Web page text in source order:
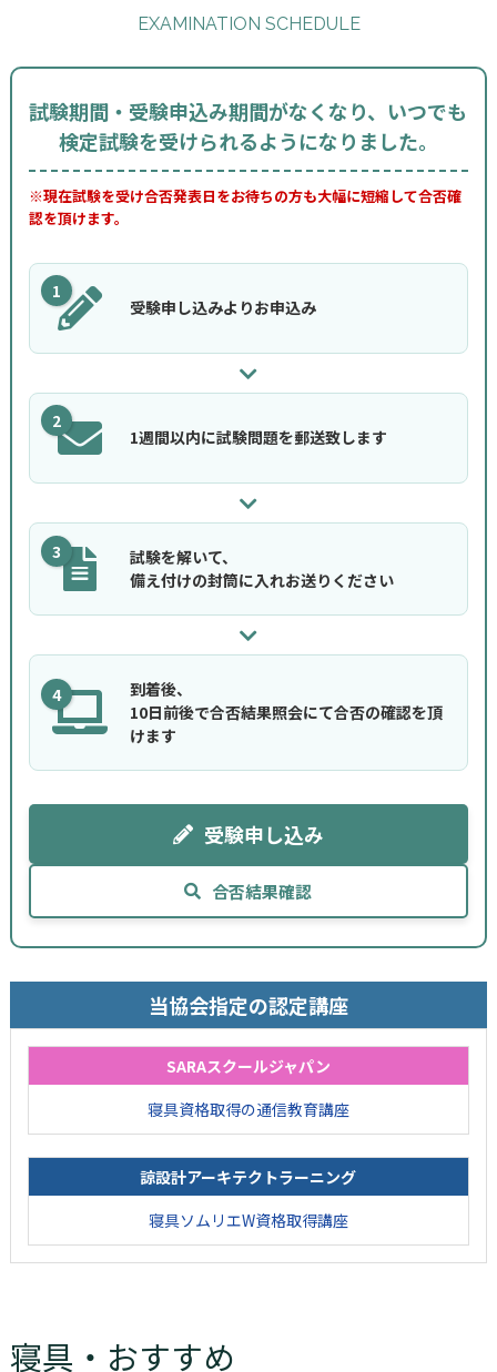
EXAMINATION SCHEDULE
試験期間・受験申込み期間がなくなり、いつでも
検定試験を受けられるようになりました。
※現在試験を受け合否発表日をお待ちの方も大幅に短縮して合否確
認を頂けます。
1
受験申し込みよりお申込み
2
1週間以内に試験問題を郵送致します
3
試験を解いて、
備え付けの封筒に入れお送りください
4
到着後、
10日前後で合否結果照会にて合否の確認を頂
けます
受験申し込み
合否結果確認
当協会指定の認定講座
SARAスクールジャパン
寝具資格取得の通信教育講座
諒設計アーキテクトラーニング
寝具ソムリエW資格取得講座
寝具・おすすめ